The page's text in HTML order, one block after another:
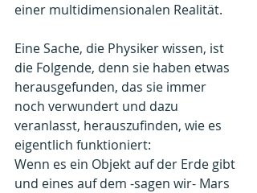
einer multidimensionalen Realität.
Eine Sache, die Physiker wissen, ist
die Folgende, denn sie haben etwas
herausgefunden, das sie immer
noch verwundert und dazu
veranlasst, herauszufinden, wie es
eigentlich funktioniert:
Wenn es ein Objekt auf der Erde gibt
und eines auf dem -sagen wir- Mars